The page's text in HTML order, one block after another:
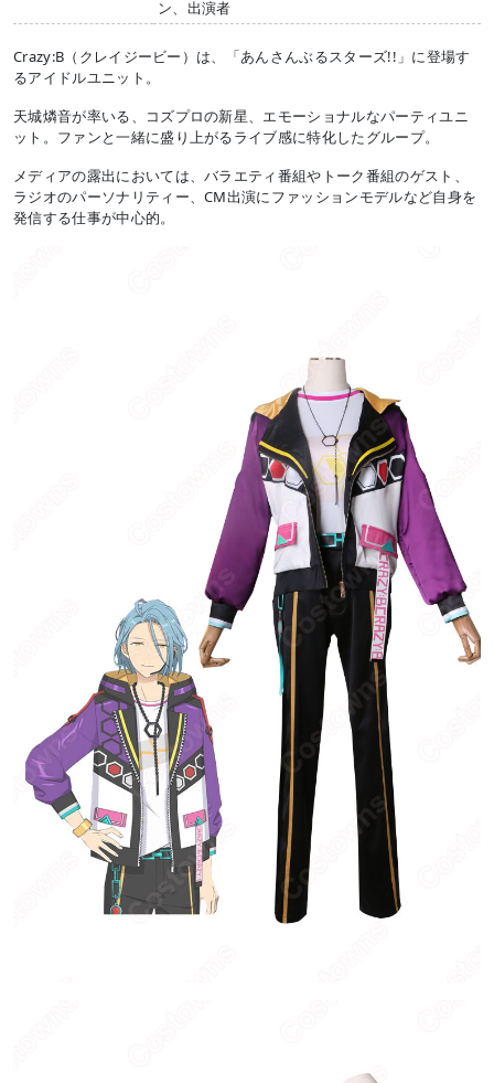
ン、出演者
Crazy:B（クレイジービー）は、「あんさんぶるスターズ!!」に登場す
るアイドルユニット。
天城燐音が率いる、コズプロの新星、エモーショナルなパーティユニ
ット。ファンと一緒に盛り上がるライブ感に特化したグループ。
メディアの露出においては、バラエティ番組やトーク番組のゲスト、
ラジオのパーソナリティー、CM出演にファッションモデルなど自身を
発信する仕事が中心的。